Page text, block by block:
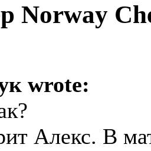
Norway
wrote:
Алекс. В